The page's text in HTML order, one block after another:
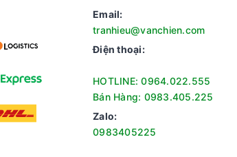
Email:
tranhieu@vanchien.com
Điện thoại:
HOTLINE: 0964.022.555
Bán Hàng: 0983.405.225
Zalo:
0983405225